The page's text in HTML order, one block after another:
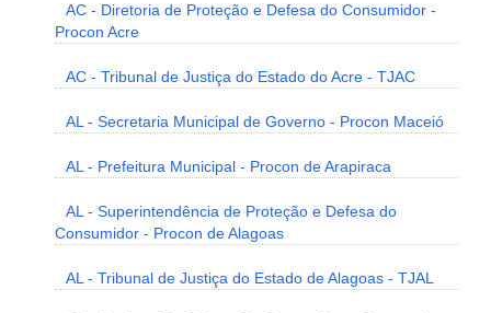
AC - Diretoria de Proteção e Defesa do Consumidor -
Procon Acre
AC - Tribunal de Justiça do Estado do Acre - TJAC
AL - Secretaria Municipal de Governo - Procon Maceió
AL - Prefeitura Municipal - Procon de Arapiraca
AL - Superintendência de Proteção e Defesa do
Consumidor - Procon de Alagoas
AL - Tribunal de Justiça do Estado de Alagoas - TJAL